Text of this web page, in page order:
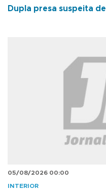
Dupla presa suspeita
05/08/2026 00:00
INTERIOR